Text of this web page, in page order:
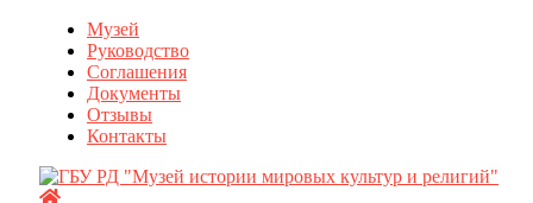
Перейти
содержимому
Музей
Руководство
Соглашения
Документы
Отзывы
Контакты